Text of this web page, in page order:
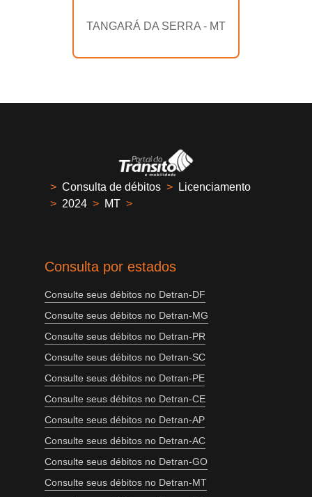
TANGARÁ DA SERRA - MT
> Consulta de débitos >
Licenciamento
> 2024 > MT >
Consulta por estados
Consulte seus débitos no Detran-DF
Consulte seus débitos no Detran-MG
Consulte seus débitos no Detran-PR
Consulte seus débitos no Detran-SC
Consulte seus débitos no Detran-PE
Consulte seus débitos no Detran-CE
Consulte seus débitos no Detran-AP
Consulte seus débitos no Detran-AC
Consulte seus débitos no Detran-GO
Consulte seus débitos no Detran-MT